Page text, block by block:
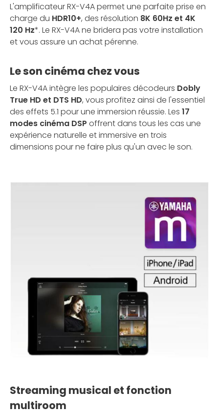
L'amplificateur RX-V4A permet une parfaite prise en
charge du HDR10+, des résolution 8K 60Hz et 4K
120 Hz*. Le RX-V4A ne bridera pas votre installation
et vous assure un achat pérenne.
Le son cinéma chez vous
Le RX-V4A intègre les populaires décodeurs Dobly
True HD et DTS HD, vous profitez ainsi de l'essentiel
des effets 5.1 pour une immersion réussie. Les 17
modes cinéma DSP offrent dans tous les cas une
expérience naturelle et immersive en trois
dimensions pour ne faire plus qu'un avec le son.
Streaming musical et fonction
multiroom